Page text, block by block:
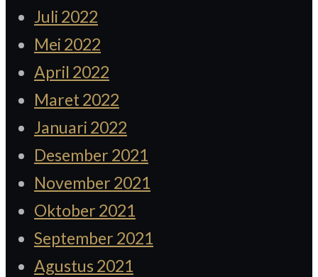
Juli 2022
Mei 2022
April 2022
Maret 2022
Januari 2022
Desember 2021
November 2021
Oktober 2021
September 2021
Agustus 2021